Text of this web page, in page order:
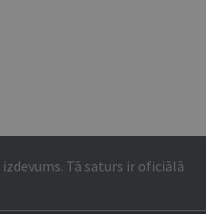
Tā saturs ir oficiālā